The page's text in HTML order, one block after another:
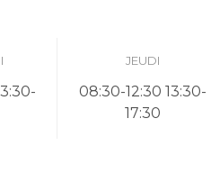
JEUDI
08:30-12:30 13:30-
17:30